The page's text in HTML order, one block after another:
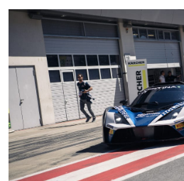
wieder so weit.